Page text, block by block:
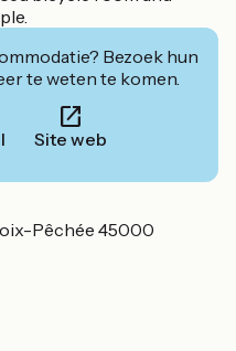
Bezoek hun
te weten te komen.
Site web
Pêchée 45000